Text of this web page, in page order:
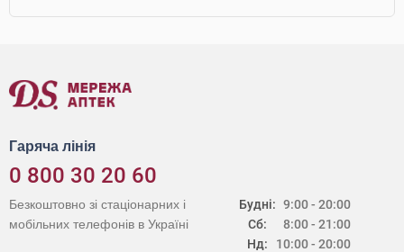
Гаряча лінія
0 800 30 20 60
Будні:
Сб:
Нд:
9:00 - 20:00
8:00 - 21:00
10:00 - 20:00
Безкоштовно зі стаціонарних і
мобільних телефонів в Україні